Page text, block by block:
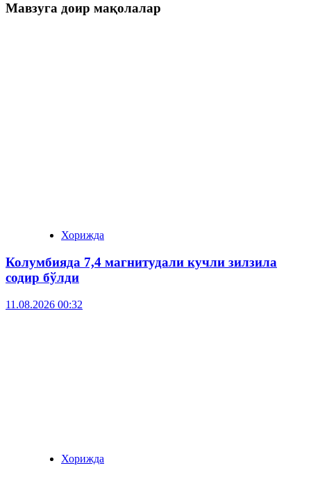
Мавзуга доир мақолалар
Хорижда
Колумбияда 7,4 магнитудали кучли зилзила
содир бўлди
11.08.2026 00:32
Хорижда